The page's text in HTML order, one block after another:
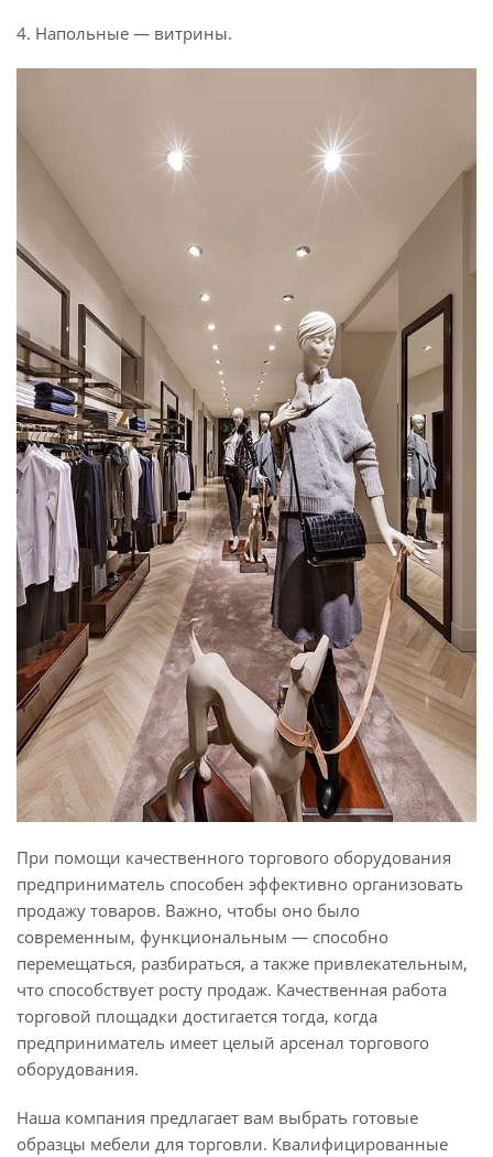
4. Напольные — витрины.
При помощи качественного торгового оборудования
предприниматель способен эффективно организовать
продажу товаров. Важно, чтобы оно было
современным, функциональным — способно
перемещаться, разбираться, а также привлекательным,
что способствует росту продаж. Качественная работа
торговой площадки достигается тогда, когда
предприниматель имеет целый арсенал торгового
оборудования.
Наша компания предлагает вам выбрать готовые
образцы мебели для торговли. Квалифицированные